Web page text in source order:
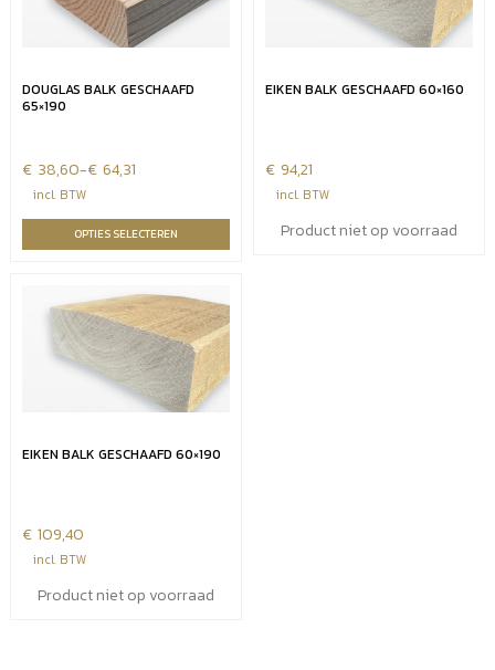
DOUGLAS BALK GESCHAAFD
65×190
€ 38,60-€ 64,31
Prijsklasse:
€38,60
tot
incl. BTW
OPTIES SELECTEREN
EIKEN BALK GESCHAAFD 60×160
€ 94,21
incl. BTW
Product niet op voorraad
EIKEN BALK GESCHAAFD 60×190
€ 109,40
incl. BTW
Product niet op voorraad